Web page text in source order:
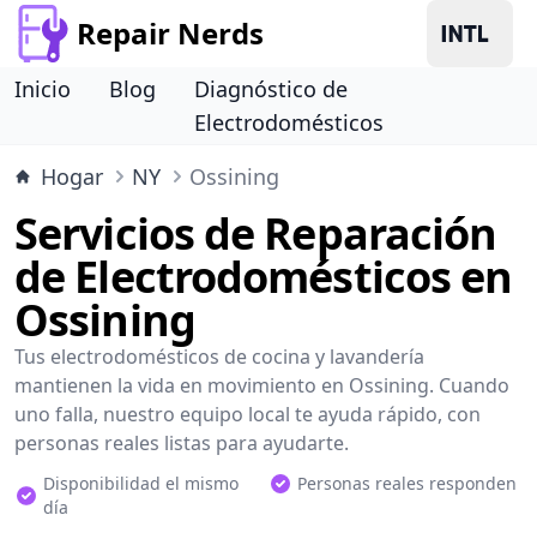
Repair Nerds
Inicio Blog
Diagnóstico de
Electrodomésticos
Hogar
NY Ossining
Servicios de Reparación
de Electrodomésticos en
Ossining
Tus electrodomésticos de cocina y lavandería
mantienen la vida en movimiento en Ossining. Cuando
uno falla, nuestro equipo local te ayuda rápido, con
personas reales listas para ayudarte.
Disponibilidad el mismo
día
Personas reales responden